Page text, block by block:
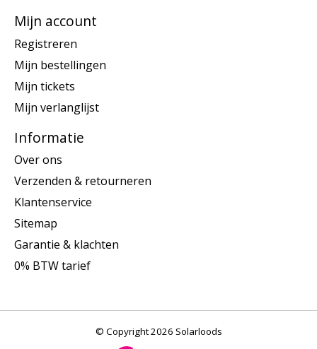
Mijn account
Registreren
Mijn bestellingen
Mijn tickets
Mijn verlanglijst
Informatie
Over ons
Verzenden & retourneren
Klantenservice
Sitemap
Garantie & klachten
0% BTW tarief
© Copyright 2026 Solarloods